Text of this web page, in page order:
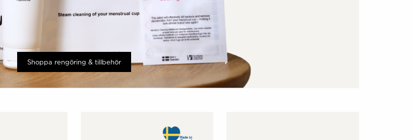
Shoppa rengöring & tillbehör